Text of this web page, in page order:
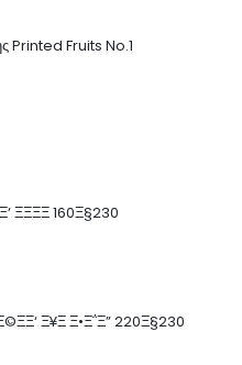
Printed Fruits No.1
ΞΞΞΞ 160Ξ§230
Ξ¥Ξ Ξ•Ξ΅Ξ” 220Ξ§230